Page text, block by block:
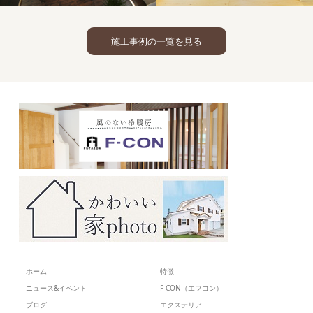
光冷暖 壁
の家 洋瓦 漆喰
施工事例の一覧を見る
ホーム
ニュース&イベント
ブログ
特徴
F-CON（エフコン）
エクステリア